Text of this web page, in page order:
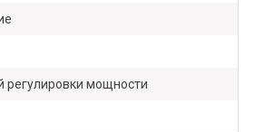
регулировки мощности